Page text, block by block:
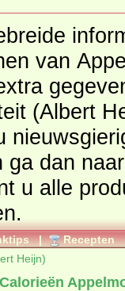
Kwaliteit
(Albert
voor een
u alle
| Recepten
Heijn)
Calorieën